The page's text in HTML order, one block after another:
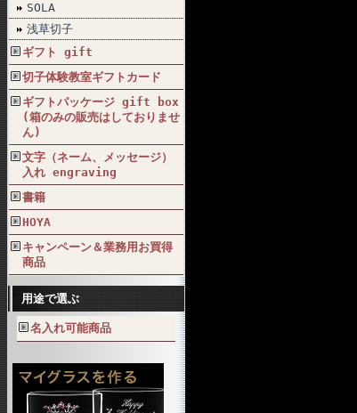
SOLA
浅草切子
ギフト gift
切子体験教室ギフトカード
ギフトパッケージ gift box
(箱のみの販売はしておりませ
ん)
文字（ネーム、メッセージ）
入れ engraving
書籍
HOYA
キャンペーン＆業務用お買得
商品
用途で選ぶ
名入れ可能商品